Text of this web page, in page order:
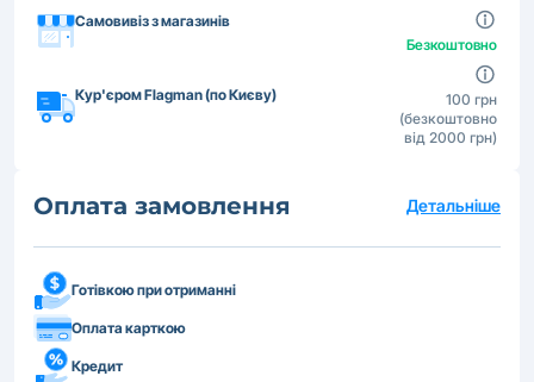
Самовивіз з магазинів
Безкоштовно
Кур'єром Flagman (по Києву)
100 грн
(безкоштовно
від 2000 грн)
Оплата замовлення Детальніше
Готівкою при отриманні
Оплата карткою
Кредит